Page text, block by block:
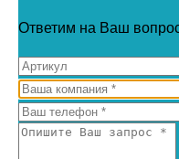
Ответим на Ваш